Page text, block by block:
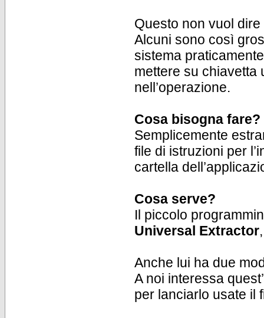
Questo non vuol
Alcuni sono così
sistema
mettere su chiavetta
nell’operazione.
Cosa bisogna fare?
Semplicemente
file di istruzioni per
cartella
Cosa serve?
Il piccolo
Universal Extractor
Anche lui ha due
A noi interessa
per lanciarlo usate il